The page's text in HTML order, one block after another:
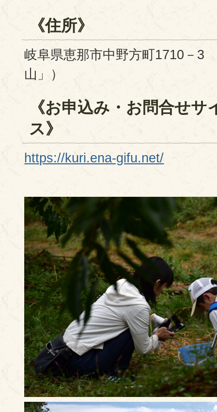
《住所》
岐阜県恵那市中野方町1710－3
山」）
《お申込み・お問合せサ
ス》
https://kuri.ena-gifu.net/